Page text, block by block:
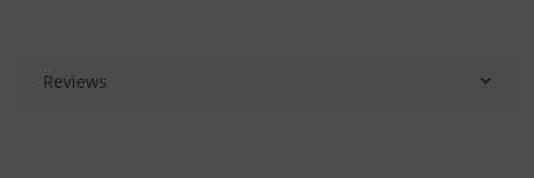
Reviews